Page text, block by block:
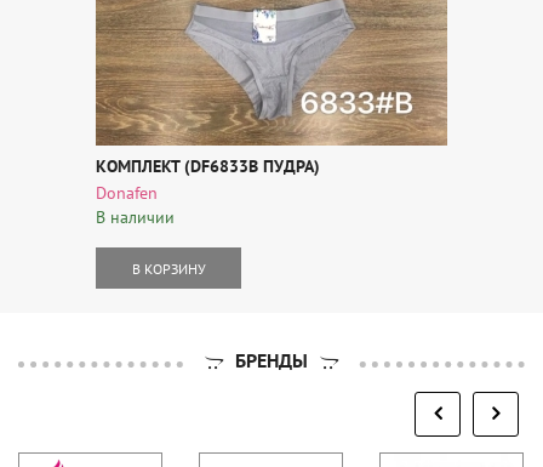
КОМПЛЕКТ (DF6833B ПУДРА)
Donafen
В наличии
В КОРЗИНУ
БРЕНДЫ